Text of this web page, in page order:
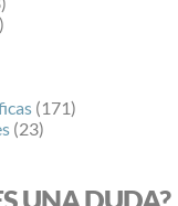
(171)
(23)
UNA DUDA?